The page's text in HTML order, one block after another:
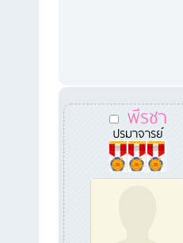
พีรชา
ปรมาจารย์